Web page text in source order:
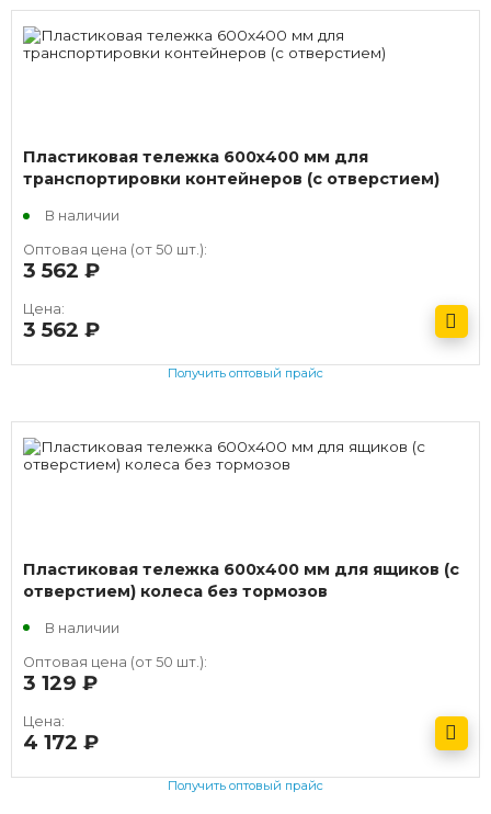
Пластиковая тележка 600х400 мм для
транспортировки контейнеров (с отверстием)
В наличии
Оптовая цена (от 50 шт.):
3 562
Цена:
3 562
Получить оптовый прайс
Пластиковая тележка 600х400 мм для ящиков (с
отверстием) колеса без тормозов
В наличии
Оптовая цена (от 50 шт.):
3 129
Цена:
4 172
Получить оптовый прайс